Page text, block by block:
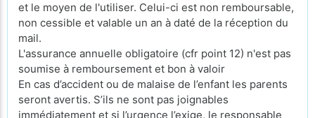
et le moyen de l'utiliser. Celui-ci est non remboursable,
non cessible et valable un an à daté de la réception du
mail.
L'assurance annuelle obligatoire (cfr point 12) n'est pas
soumise à remboursement et bon à valoir
En cas d’accident ou de malaise de l’enfant les parents
seront avertis. S’ils ne sont pas joignables
immédiatement et si l’urgence l’exige, le responsable